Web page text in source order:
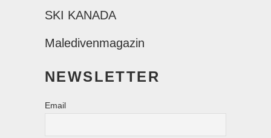
SKI KANADA
Maledivenmagazin
NEWSLETTER
Email